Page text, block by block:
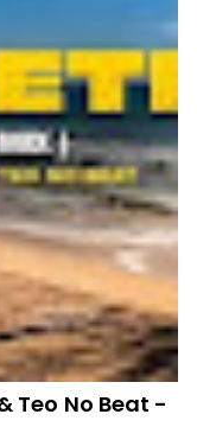
Teo No Beat -